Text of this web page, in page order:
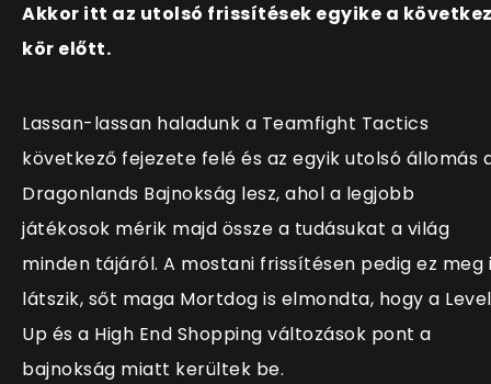
Akkor itt az utolsó frissítések egyike a
kör előtt.
Lassan-lassan haladunk a Teamfight Tactics
következő fejezete felé és az egyik utolsó állomás
Dragonlands Bajnokság lesz, ahol a legjobb
játékosok mérik majd össze a tudásukat a világ
minden tájáról. A mostani frissítésen pedig ez meg
látszik, sőt maga Mortdog is elmondta, hogy a Level
Up és a High End Shopping változások pont a
bajnokság miatt kerültek be.